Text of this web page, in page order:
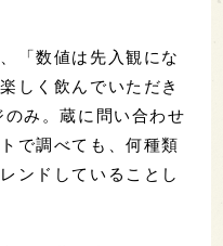
「数値は先入観にな
しく飲んでいただき
み。蔵に問い合わせ
で調べても、何種類
ンドしていることし